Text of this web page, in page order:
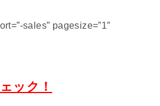
sales” pagesize=”1″
ック！